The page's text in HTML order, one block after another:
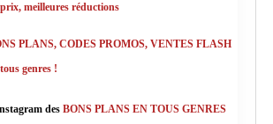
meilleures réductions
PLANS, CODES PROMOS, VENTES FLASH
genres !
des BONS PLANS EN TOUS GENRES